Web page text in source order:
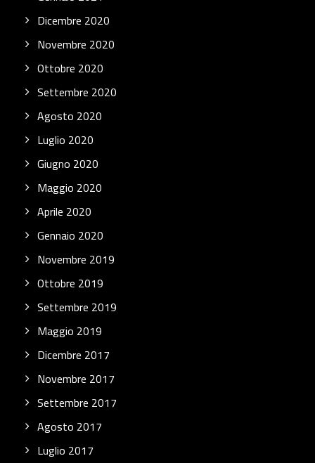
Dicembre 2020
Novembre 2020
Ottobre 2020
Settembre 2020
Agosto 2020
Luglio 2020
Giugno 2020
Maggio 2020
Aprile 2020
Gennaio 2020
Novembre 2019
Ottobre 2019
Settembre 2019
Maggio 2019
Dicembre 2017
Novembre 2017
Settembre 2017
Agosto 2017
Luglio 2017